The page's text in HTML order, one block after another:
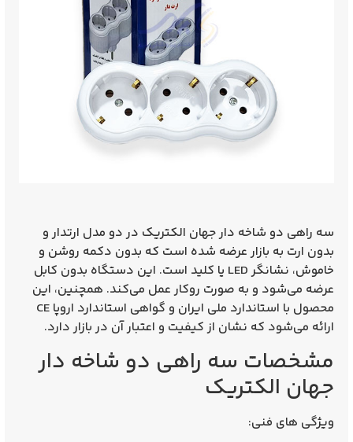
سه راهی دو شاخه دار جهان الکتریک در دو مدل ارتدارو
بدون ارت به بازار عرضه شده است که بدون دکمه روشن و
خاموش، نشانگر LED یا کلید است. این دستگاه بدون کابل
عرضه می‌شود و به صورت روکار عمل می‌کند. همچنین، این
محصول با استاندارد ملی ایران و گواهی استاندارد اروپا CE
ارائه می‌شود که نشان از کیفیت و اعتبار آن در بازار دارد.
مشخصات سه راهی دو شاخه دار
جهان الکتریک
ویژگی های فنی: